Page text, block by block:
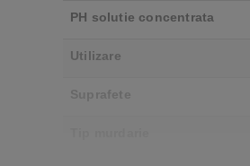
PH solutie concentrata
Utilizare
Suprafete